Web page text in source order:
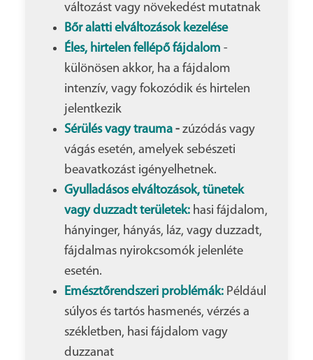
változást vagy növekedést mutatnak
Bőr alatti elváltozások kezelése
Éles, hirtelen fellépő fájdalom -
különösen akkor, ha a fájdalom
intenzív, vagy fokozódik és hirtelen
jelentkezik
Sérülés vagy trauma - zúzódás vagy
vágás esetén, amelyek sebészeti
beavatkozást igényelhetnek.
Gyulladásos elváltozások, tünetek
vagy duzzadt területek: hasi fájdalom,
hányinger, hányás, láz, vagy duzzadt,
fájdalmas nyirokcsomók jelenléte
esetén.
Emésztőrendszeri problémák: Például
súlyos és tartós hasmenés, vérzés a
székletben, hasi fájdalom vagy
duzzanat